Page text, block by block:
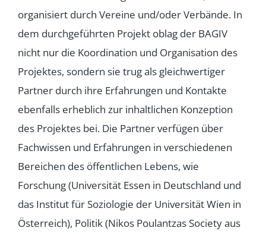
organisiert durch Vereine und/oder Verbände. In
dem durchgeführten Projekt oblag der BAGIV
nicht nur die Koordination und Organisation des
Projektes, sondern sie trug als gleichwertiger
Partner durch ihre Erfahrungen und Kontakte
ebenfalls erheblich zur inhaltlichen Konzeption
des Projektes bei. Die Partner verfügen über
Fachwissen und Erfahrungen in verschiedenen
Bereichen des öffentlichen Lebens, wie
Forschung (Universität Essen in Deutschland und
das Institut für Soziologie der Universität Wien in
Österreich), Politik (Nikos Poulantzas Society aus